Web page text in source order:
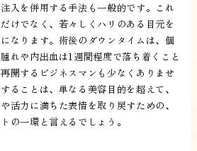
入を併用する手法も一般的です。これ
けでなく、若々しくハリのある目元を
なります。術後のダウンタイムは、個
れや内出血は1週間程度で落ち着くこと
開するビジネスマンも少なくありませ
ることは、単なる美容目的を超えて、
活力に満ちた表情を取り戻すための、
の一環と言えるでしょう。